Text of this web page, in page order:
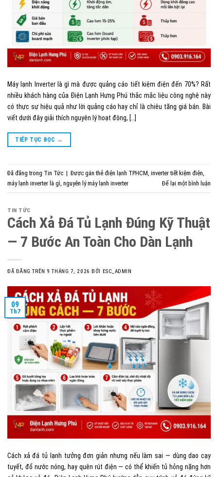
Máy lạnh Inverter là gì mà được quảng cáo tiết kiệm điện đến 70%? Rất
nhiều khách hàng của Điện Lạnh Hưng Phú thắc mắc liệu công nghệ này
có thực sự hiệu quả như lời quảng cáo hay chỉ là chiêu tăng giá bán. Bài
viết dưới đây giải thích nguyên lý hoạt động, […]
TIẾP TỤC ĐỌC →
Đã đăng trong Tin Tức | Được gắn thẻ điện lạnh TPHCM, inverter tiết kiệm điện,
máy lạnh inverter là gì, nguyên lý máy lạnh inverter Để lại một bình luận
TIN TỨC
Cách Xả Đá Tủ Lạnh Đúng Kỹ Thuật
— 7 Bước An Toàn Cho Dàn Lạnh
ĐÃ ĐĂNG TRÊN 9 THÁNG 7, 2026 BỞI ESC_ADMIN
09
Th7
Cách xả đá tủ lạnh tưởng đơn giản nhưng nếu làm sai — dùng dao cạy
tuyết, đổ nước nóng, hay quên rút điện — có thể khiến tủ hỏng nặng hơn